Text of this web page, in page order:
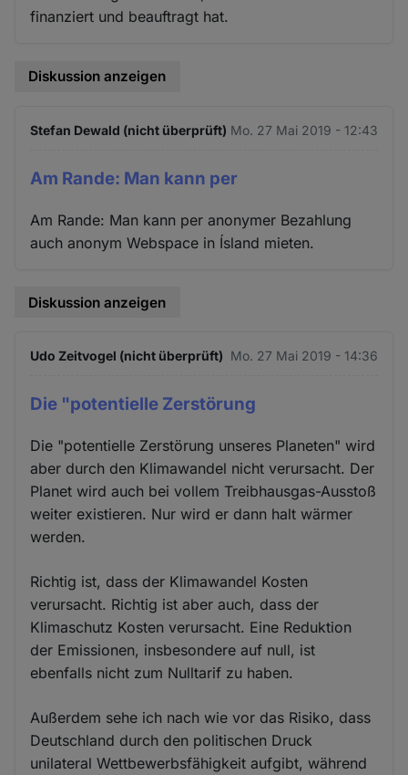
finanziert und beauftragt hat.
Diskussion anzeigen
Stefan Dewald (nicht überprüft) Mo. 27 Mai 2019 - 12:43
Am Rande: Man kann per
Am Rande: Man kann per anonymer Bezahlung
auch anonym Webspace in Ísland mieten.
Diskussion anzeigen
Udo Zeitvogel (nicht überprüft) Mo. 27 Mai 2019 - 14:36
Die "potentielle Zerstörung
Die "potentielle Zerstörung unseres Planeten" wird
aber durch den Klimawandel nicht verursacht. Der
Planet wird auch bei vollem Treibhausgas-Ausstoß
weiter existieren. Nur wird er dann halt wärmer
werden.
Richtig ist, dass der Klimawandel Kosten
verursacht. Richtig ist aber auch, dass der
Klimaschutz Kosten verursacht. Eine Reduktion
der Emissionen, insbesondere auf null, ist
ebenfalls nicht zum Nulltarif zu haben.
Außerdem sehe ich nach wie vor das Risiko, dass
Deutschland durch den politischen Druck
unilateral Wettbewerbsfähigkeit aufgibt, während